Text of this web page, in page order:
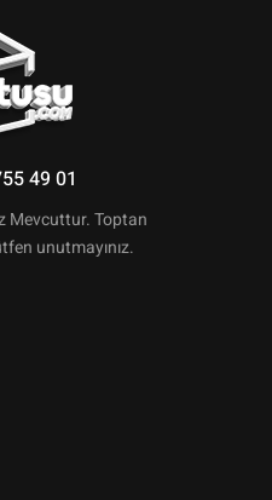
49 01
Mevcuttur. Toptan
unutmayınız.